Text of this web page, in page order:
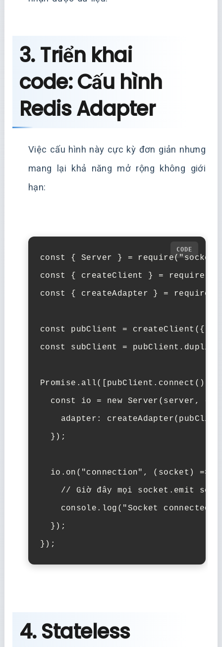
3. Triển khai
code: Cấu hình
Redis Adapter
Việc cấu hình này cực kỳ đơn giản nhưng
mang lại khả năng mở rộng không giới
hạn:
const { Server } = require(
const
{ createClient } = require
const
{ createAdapter } = require
const pubClient = createClient ({
const
subClient = pubClient .
Promise . all([ pubClient . connect (),
const
io = new Server ( server ,
{
adapter : createAdapter(
});
io . on ( "connection" , ( socket ) =>
// Giờ đây mọi socket.emit sẽ
console . log ( "Socket connected
});
});
4. Stateless